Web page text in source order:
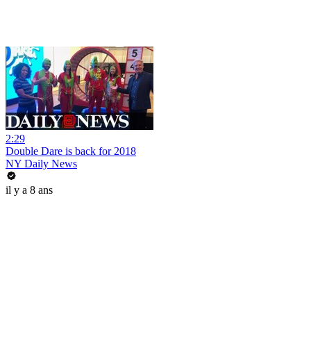
2:29
Double Dare is back for 2018
NY Daily News
il y a 8 ans